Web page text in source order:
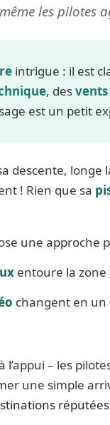
les pilotes
intrigue : il est
, des
est un petit
descente,
! Rien que sa
une approche
entoure la zone
changent en un
l’appui – les
une simple